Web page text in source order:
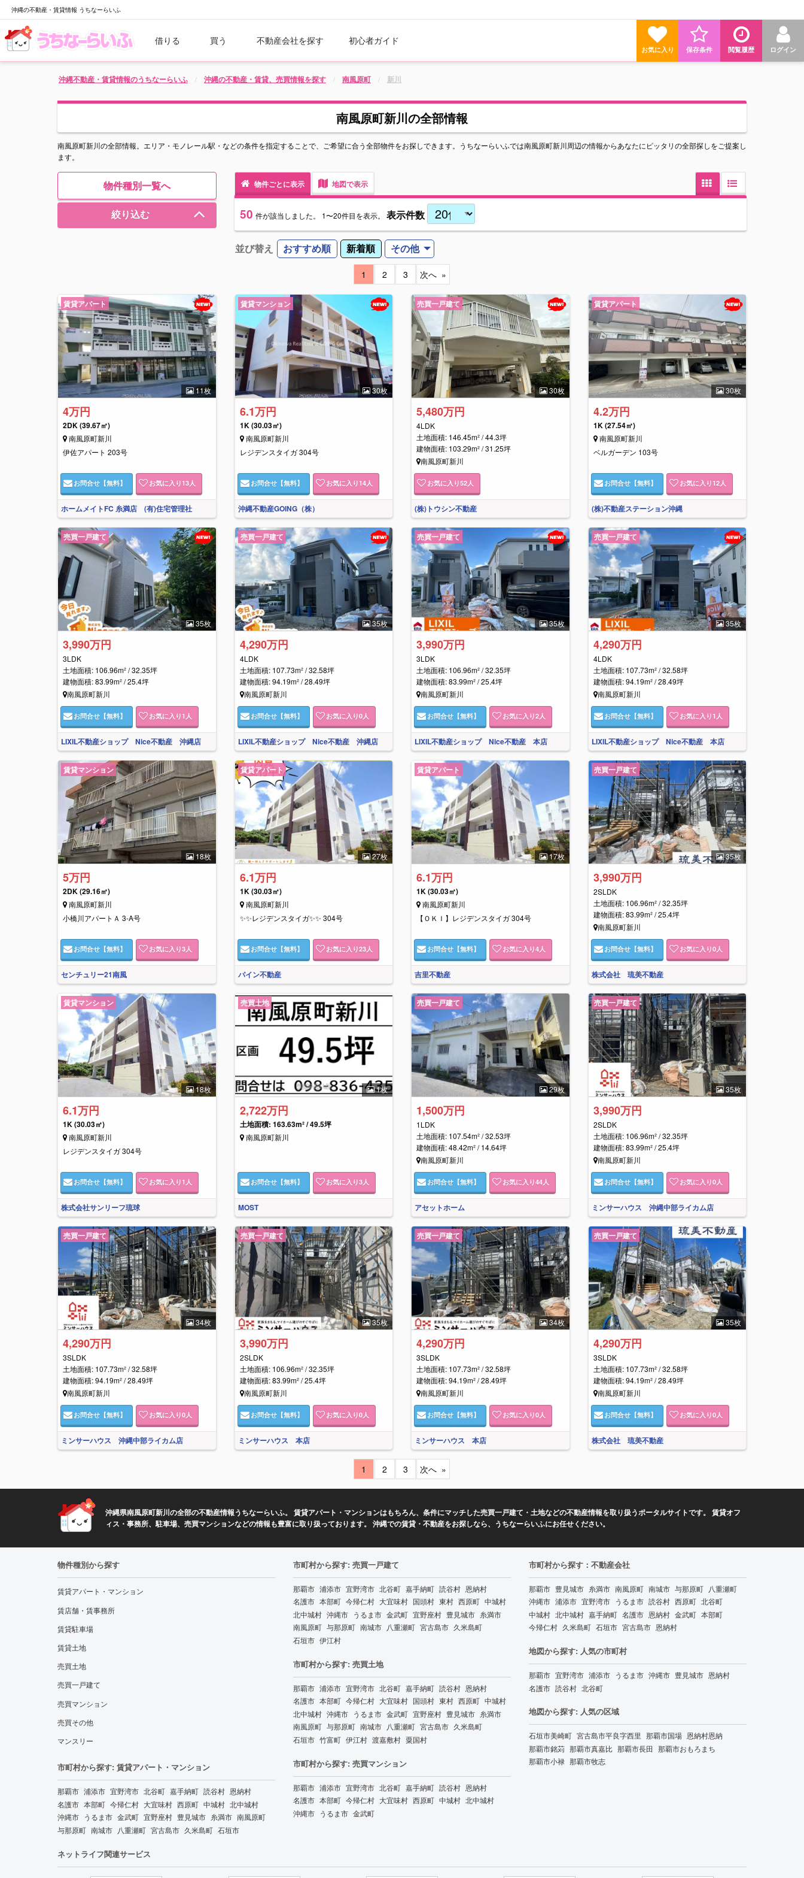
沖縄の不動産・賃貸情報 うちなーらいふ
借りる 買う 不動産会社を探す 初心者ガイド
ログイン
閲覧履歴
保存条件
お気に入り
沖縄不動産・賃貸情報のうちなーらいふ 沖縄の不動産・賃貸、売買情報を探す 南風原町 新川
南風原町新川の全部情報
南風原町新川の全部情報。エリア・モノレール駅・などの条件を指定することで、ご希望に合う全部物件をお探しできます。うちなーらいふでは南風原町新川周辺の情報からあなたにピッタリの全部探しをご提案し
ます。
物件種別一覧へ
絞り込む
物件ごとに表示 地図で表示
50 件が該当しました。 1〜20件目を表示。 表示件数
並び替え おすすめ順 新着順 その他
1 2 3 次へ
11枚
賃貸アパート
4万円
2DK(39.67㎡)
南風原町新川
伊佐アパート 203号
お問合せ 【無料】 お気に入り13 人
ホームメイトFC 糸満店 (有)住宅管理社
30枚
賃貸マンション
6.1万円
1K(30.03㎡)
南風原町新川
レジデンスタイガ 304号
お問合せ【無料】 お気に入り14人
沖縄不動産GOING（株）
30枚
売買一戸建て
5,480万円
4LDK
土地面積: 146.45m² / 44.3坪
建物面積: 103.29m² / 31.25坪
南風原町新川
お気に入り52 人
(株)トウシン不動産
30枚
賃貸アパート
4.2万円
1K(27.54㎡)
南風原町新川
ベルガーデン 103号
お問合せ【無料】 お気に入り12人
(株)不動産ステーション沖縄
35枚
売買一戸建て
3,990万円
3LDK
土地面積: 106.96m² / 32.35坪
建物面積: 83.99m² / 25.4坪
南風原町新川
お問合せ 【無料】 お気に入り1 人
LIXIL不動産ショップ Nice不動産 沖縄店
35枚
売買一戸建て
4,290万円
4LDK
土地面積: 107.73m² / 32.58坪
建物面積: 94.19m² / 28.49坪
南風原町新川
お問合せ【無料】 お気に入り0人
LIXIL不動産ショップ Nice不動産 沖縄店
35枚
売買一戸建て
3,990万円
3LDK
土地面積: 106.96m² / 32.35坪
建物面積: 83.99m² / 25.4坪
南風原町新川
お問合せ 【無料】 お気に入り2 人
LIXIL不動産ショップ Nice不動産 本店
35枚
売買一戸建て
4,290万円
4LDK
土地面積: 107.73m² / 32.58坪
建物面積: 94.19m² / 28.49坪
南風原町新川
お問合せ【無料】 お気に入り1 人
LIXIL不動産ショップ Nice不動産 本店
18枚
賃貸マンション
5万円
2DK(29.16㎡)
南風原町新川
小橋川アパートＡ 3-A号
お問合せ 【無料】 お気に入り3 人
センチュリー21南風
27枚
賃貸アパート
6.1万円
1K(30.03㎡)
南風原町新川
✨✨レジデンスタイガ✨✨ 304号
お問合せ【無料】 お気に入り23人
パイン不動産
17枚
賃貸アパート
6.1万円
1K(30.03㎡)
南風原町新川
【ＯＫＩ】レジデンスタイガ 304号
お問合せ 【無料】 お気に入り4 人
吉里不動産
35枚
売買一戸建て
3,990万円
2SLDK
土地面積: 106.96m² / 32.35坪
建物面積: 83.99m² / 25.4坪
南風原町新川
お問合せ【無料】 お気に入り0人
株式会社 琉美不動産
18枚
賃貸マンション
6.1万円
1K(30.03㎡)
南風原町新川
レジデンスタイガ 304号
お問合せ 【無料】 お気に入り1 人
株式会社サンリーフ琉球
1枚
売買土地
2,722万円
土地面積: 163.63m² / 49.5坪
南風原町新川
お問合せ【無料】 お気に入り3人
MOST
29枚
売買一戸建て
1,500万円
1LDK
土地面積: 107.54m² / 32.53坪
建物面積: 48.42m² / 14.64坪
南風原町新川
お問合せ 【無料】 お気に入り44 人
アセットホーム
35枚
売買一戸建て
3,990万円
2SLDK
土地面積: 106.96m² / 32.35坪
建物面積: 83.99m² / 25.4坪
南風原町新川
お問合せ【無料】 お気に入り0人
ミンサーハウス 沖縄中部ライカム店
34枚
売買一戸建て
4,290万円
3SLDK
土地面積: 107.73m² / 32.58坪
建物面積: 94.19m² / 28.49坪
南風原町新川
お問合せ 【無料】 お気に入り0 人
ミンサーハウス 沖縄中部ライカム店
35枚
売買一戸建て
3,990万円
2SLDK
土地面積: 106.96m² / 32.35坪
建物面積: 83.99m² / 25.4坪
南風原町新川
お問合せ【無料】 お気に入り0人
ミンサーハウス 本店
34枚
売買一戸建て
4,290万円
3SLDK
土地面積: 107.73m² / 32.58坪
建物面積: 94.19m² / 28.49坪
南風原町新川
お問合せ 【無料】 お気に入り0 人
ミンサーハウス 本店
35枚
売買一戸建て
4,290万円
3SLDK
土地面積: 107.73m² / 32.58坪
建物面積: 94.19m² / 28.49坪
南風原町新川
お問合せ【無料】 お気に入り0人
株式会社 琉美不動産
1 2 3 次へ
沖縄県南風原町新川の全部の不動産情報うちなーらいふ。 賃貸アパート・マンションはもちろん、条件にマッチした売買一戸建て・土地などの不動産情報を取り扱うポータルサイトです。 賃貸オフ
ィス・事務所、駐車場、売買マンションなどの情報も豊富に取り扱っております。 沖縄での賃貸・不動産をお探しなら、うちなーらいふにお任せください。
物件種別から探す
賃貸アパート・マンション
賃店舗・賃事務所
賃貸駐車場
賃貸土地
売買土地
売買一戸建て
売買マンション
売買その他
マンスリー
市町村から探す: 賃貸アパート・マンション
那覇市 浦添市 宜野湾市 北谷町 嘉手納町 読谷村 恩納村
名護市 本部町 今帰仁村 大宜味村 西原町 中城村 北中城村
沖縄市 うるま市 金武町 宜野座村 豊見城市 糸満市 南風原町
与那原町 南城市 八重瀬町 宮古島市 久米島町 石垣市
市町村から探す: 売買一戸建て
那覇市 浦添市 宜野湾市 北谷町 嘉手納町 読谷村 恩納村
名護市 本部町 今帰仁村 大宜味村 国頭村 東村 西原町 中城村
北中城村 沖縄市 うるま市 金武町 宜野座村 豊見城市 糸満市
南風原町 与那原町 南城市 八重瀬町 宮古島市 久米島町
石垣市 伊江村
市町村から探す: 売買土地
那覇市 浦添市 宜野湾市 北谷町 嘉手納町 読谷村 恩納村
名護市 本部町 今帰仁村 大宜味村 国頭村 東村 西原町 中城村
北中城村 沖縄市 うるま市 金武町 宜野座村 豊見城市 糸満市
南風原町 与那原町 南城市 八重瀬町 宮古島市 久米島町
石垣市 竹富町 伊江村 渡嘉敷村 粟国村
市町村から探す: 売買マンション
那覇市 浦添市 宜野湾市 北谷町 嘉手納町 読谷村 恩納村
名護市 本部町 今帰仁村 大宜味村 西原町 中城村 北中城村
沖縄市 うるま市 金武町
市町村から探す：不動産会社
那覇市 豊見城市 糸満市 南風原町 南城市 与那原町 八重瀬町
沖縄市 浦添市 宜野湾市 うるま市 読谷村 西原町 北谷町
中城村 北中城村 嘉手納町 名護市 恩納村 金武町 本部町
今帰仁村 久米島町 石垣市 宮古島市 恩納村
地図から探す: 人気の市町村
那覇市 宜野湾市 浦添市 うるま市 沖縄市 豊見城市 恩納村
名護市 読谷村 北谷町
地図から探す: 人気の区域
石垣市美崎町 宮古島市平良字西里 那覇市国場 恩納村恩納
那覇市銘苅 那覇市真嘉比 那覇市長田 那覇市おもろまち
那覇市小禄 那覇市牧志
ネットライフ関連サービス